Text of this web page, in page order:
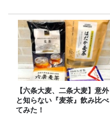
【六条大麦、二条大麦】意外
と知らない『麦茶』飲み比べ
てみた！